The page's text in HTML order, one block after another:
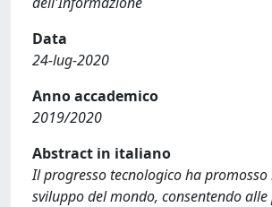
Data
24-lug-2020
Anno accademico
2019/2020
Abstract in italiano
Il progresso tecnologico ha
sviluppo del mondo, consentendo alle